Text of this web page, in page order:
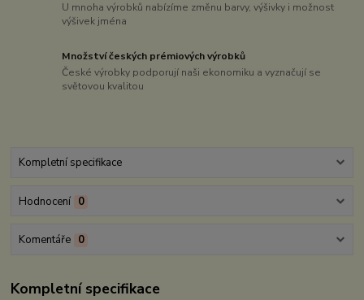
U mnoha výrobků nabízíme změnu barvy, výšivky i možnost
výšivek jména
Množství českých prémiových výrobků
České výrobky podporují naši ekonomiku a vyznačují se
světovou kvalitou
Kompletní specifikace
Hodnocení 0
Komentáře 0
Kompletní specifikace